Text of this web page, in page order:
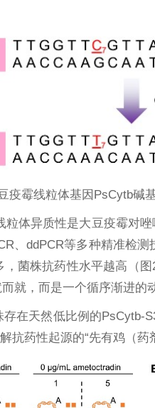
疫霉线粒体基因PsCytb碱
体异质性是大豆疫霉对
、ddPCR等多种精准检
菌株抗药性水平越高（
就，而是一个循序渐进
在天然低比例的
药性起源的“先有鸡（药